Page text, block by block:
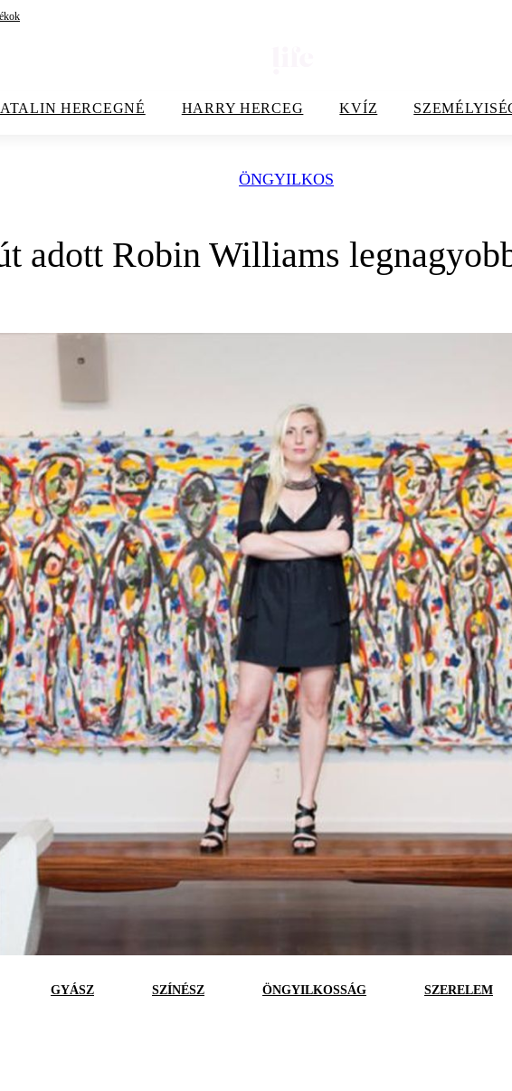
HERCEGNÉ HARRY HERCEG KVÍZ
ÖNGYILKOS
adott Robin Williams
GYÁSZ SZÍNÉSZ ÖNGYILKOSSÁG SZERELEM